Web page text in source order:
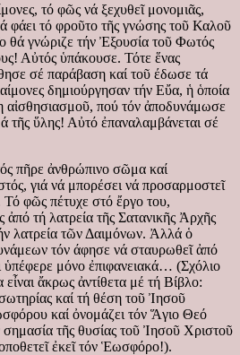
τό φῶς νά ξεχυθεῖ μονομιᾶς,
φάει τό φροῦτο τῆς γνώσης τοῦ Καλοῦ
θά γνώριζε τήν Ἐξουσία τοῦ Φωτός
Αὐτός ὑπάκουσε. Τότε ἕνας
σέ παράβαση καί τοῦ έδωσε τά
δημιούργησαν τήν Εὔα, ἡ ὁποία
αἰσθησιασμοῦ, πού τόν ἀποδυνάμωσε
τῆς ὕλης! Αὐτό ἐπαναλαμβάνεται σέ
πῆρε ἀνθρώπινο σῶμα καί
γιά νά μπορέσει νά προσαρμοστεῖ
φῶς πέτυχε στό ἔργο του,
τή λατρεία τῆς Σατανικῆς Ἀρχῆς
λατρεία τῶν Δαιμόνων. Ἀλλά ὁ
τόν άφησε νά σταυρωθεῖ ἀπό
ὑπέφερε μόνο ἐπιφανειακά… (Σχόλιο
ἄκρως ἀντίθετα μέ τή Βίβλο:
καί τή θέση τοῦ Ἰησοῦ
καί ὀνομάζει τόν Ἅγιο Θεό
τῆς θυσίας τοῦ Ἰησοῦ Χριστοῦ
ἐκεῖ τόν Ἑωσφόρο!).